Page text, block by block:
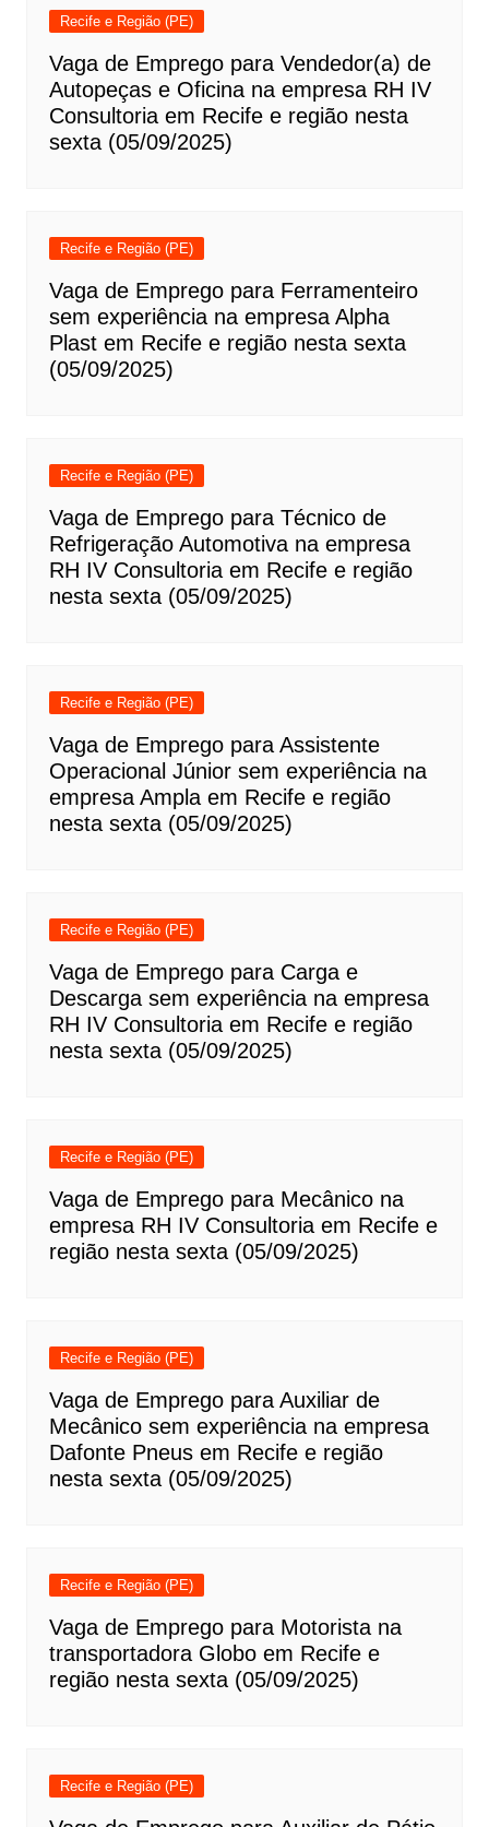
Recife e Região (PE)
Vaga de Emprego para Vendedor(a) de
Autopeças e Oficina na empresa RH IV
Consultoria em Recife e região nesta
sexta (05/09/2025)
Recife e Região (PE)
Vaga de Emprego para Ferramenteiro
sem experiência na empresa Alpha
Plast em Recife e região nesta sexta
(05/09/2025)
Recife e Região (PE)
Vaga de Emprego para Técnico de
Refrigeração Automotiva na empresa
RH IV Consultoria em Recife e região
nesta sexta (05/09/2025)
Recife e Região (PE)
Vaga de Emprego para Assistente
Operacional Júnior sem experiência na
empresa Ampla em Recife e região
nesta sexta (05/09/2025)
Recife e Região (PE)
Vaga de Emprego para Carga e
Descarga sem experiência na empresa
RH IV Consultoria em Recife e região
nesta sexta (05/09/2025)
Recife e Região (PE)
Vaga de Emprego para Mecânico na
empresa RH IV Consultoria em Recife e
região nesta sexta (05/09/2025)
Recife e Região (PE)
Vaga de Emprego para Auxiliar de
Mecânico sem experiência na empresa
Dafonte Pneus em Recife e região
nesta sexta (05/09/2025)
Recife e Região (PE)
Vaga de Emprego para Motorista na
transportadora Globo em Recife e
região nesta sexta (05/09/2025)
Recife e Região (PE)